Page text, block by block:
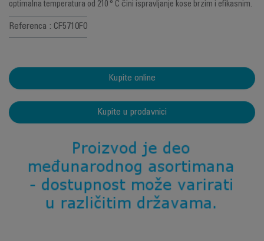
optimalna temperatura od 210 ° C čini ispravljanje kose brzim i efikasnim.
Referenca : CF5710F0
Kupite online
Kupite u prodavnici